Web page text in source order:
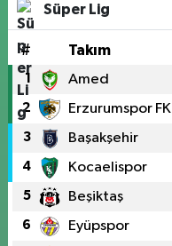
Süper Lig
# Takım
1 Amed
2 Erzurumspor FK
3 Başakşehir
4 Kocaelispor
5 Beşiktaş
6 Eyüpspor